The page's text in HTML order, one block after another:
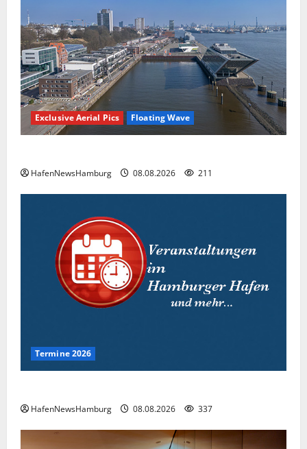
Exclusive Aerial Pics Floating Wave
HafenNewsHamburg 08.08.2026 211
Termine 2026
HafenNewsHamburg 08.08.2026 337